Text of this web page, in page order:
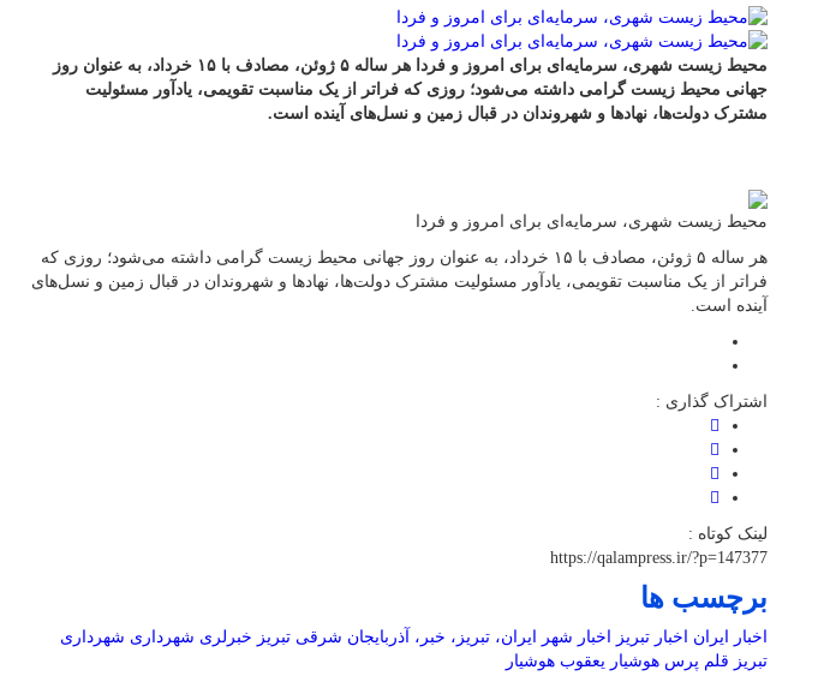
محیط زیست شهری، سرمایه‌ای برای امروز و فردا هر ساله ۵ ژوئن، مصادف با ۱۵ خرداد، به عنوان روز
جهانی محیط زیست گرامی داشته می‌شود؛ روزی که فراتر از یک مناسبت تقویمی، یادآور مسئولیت
مشترک دولت‌ها، نهادها و شهروندان در قبال زمین و نسل‌های آینده است.
محیط زیست شهری، سرمایه‌ای برای امروز و فردا
هر ساله ۵ ژوئن، مصادف با ۱۵ خرداد، به عنوان روز جهانی محیط زیست گرامی داشته می‌شود؛ روزی که
فراتر از یک مناسبت تقویمی، یادآور مسئولیت مشترک دولت‌ها، نهادها و شهروندان در قبال زمین و نسل‌های
آینده است.
اشتراک گذاری :
لینک کوتاه :
https://qalampress.ir/?p=147377
برچسب ها
اخبار ایران اخبار تبریز اخبار شهر ایران، تبریز، خبر، آذربایجان شرقی تبریز خبرلری شهرداری شهرداری
تبریز قلم پرس هوشیار یعقوب هوشیار